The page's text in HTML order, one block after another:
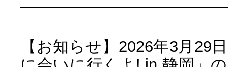
【お知らせ】2026年3月29